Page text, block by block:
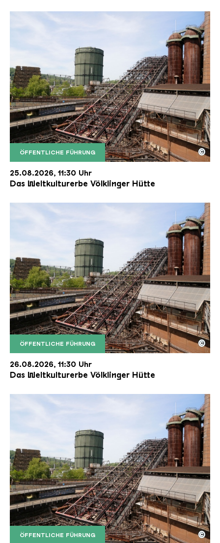
ÖFFENTLICHE FÜHRUNG
Der Erzschrägaufzug der Völklinger Hütte mit
Copyright: Weltkulturerbe Völklinger Hütte | Karl
©
25.08.2026, 11:30 Uhr
Das Weltkulturerbe Völklinger Hütte
ÖFFENTLICHE FÜHRUNG
Der Erzschrägaufzug der Völklinger Hütte mit
Copyright: Weltkulturerbe Völklinger Hütte | Karl
©
26.08.2026, 11:30 Uhr
Das Weltkulturerbe Völklinger Hütte
ÖFFENTLICHE FÜHRUNG ©